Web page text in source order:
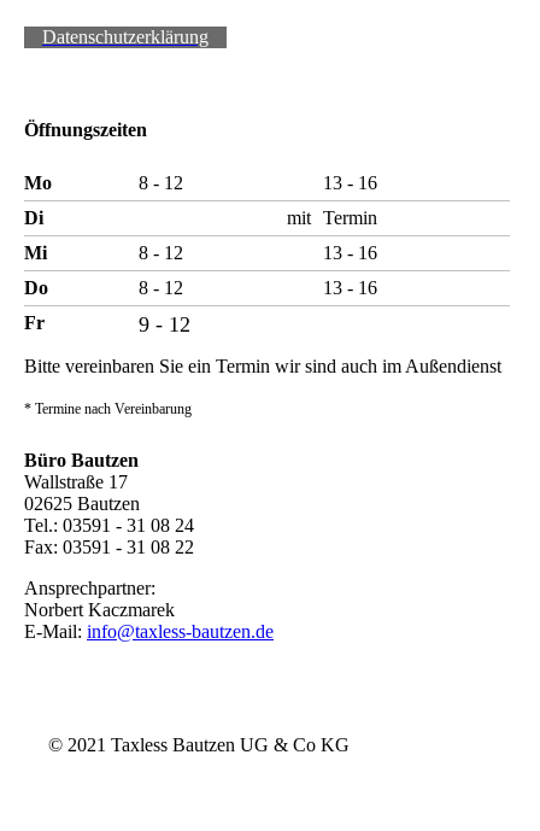
Datenschutzerklärung
Öffnungszeiten
Mo 8 - 12
13 - 16
Di
mit Termin
Mi
8 - 12
13 - 16
Do
8 - 12
13 - 16
Fr
9 - 12
Bitte vereinbaren Sie ein Termin wir sind auch im Außendienst
* Termine nach Vereinbarung
Büro Bautzen
Wallstraße 17
02625 Bautzen
Tel.: 03591 - 31 08 24
Fax: 03591 - 31 08 22
Ansprechpartner:
Norbert Kaczmarek
E-Mail: info@taxless-bautzen.de
© 2021 Taxless Bautzen UG & Co KG